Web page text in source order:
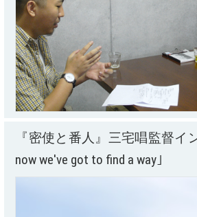
『密使と番人』三宅唱監督イ
now we've got to find a way｣